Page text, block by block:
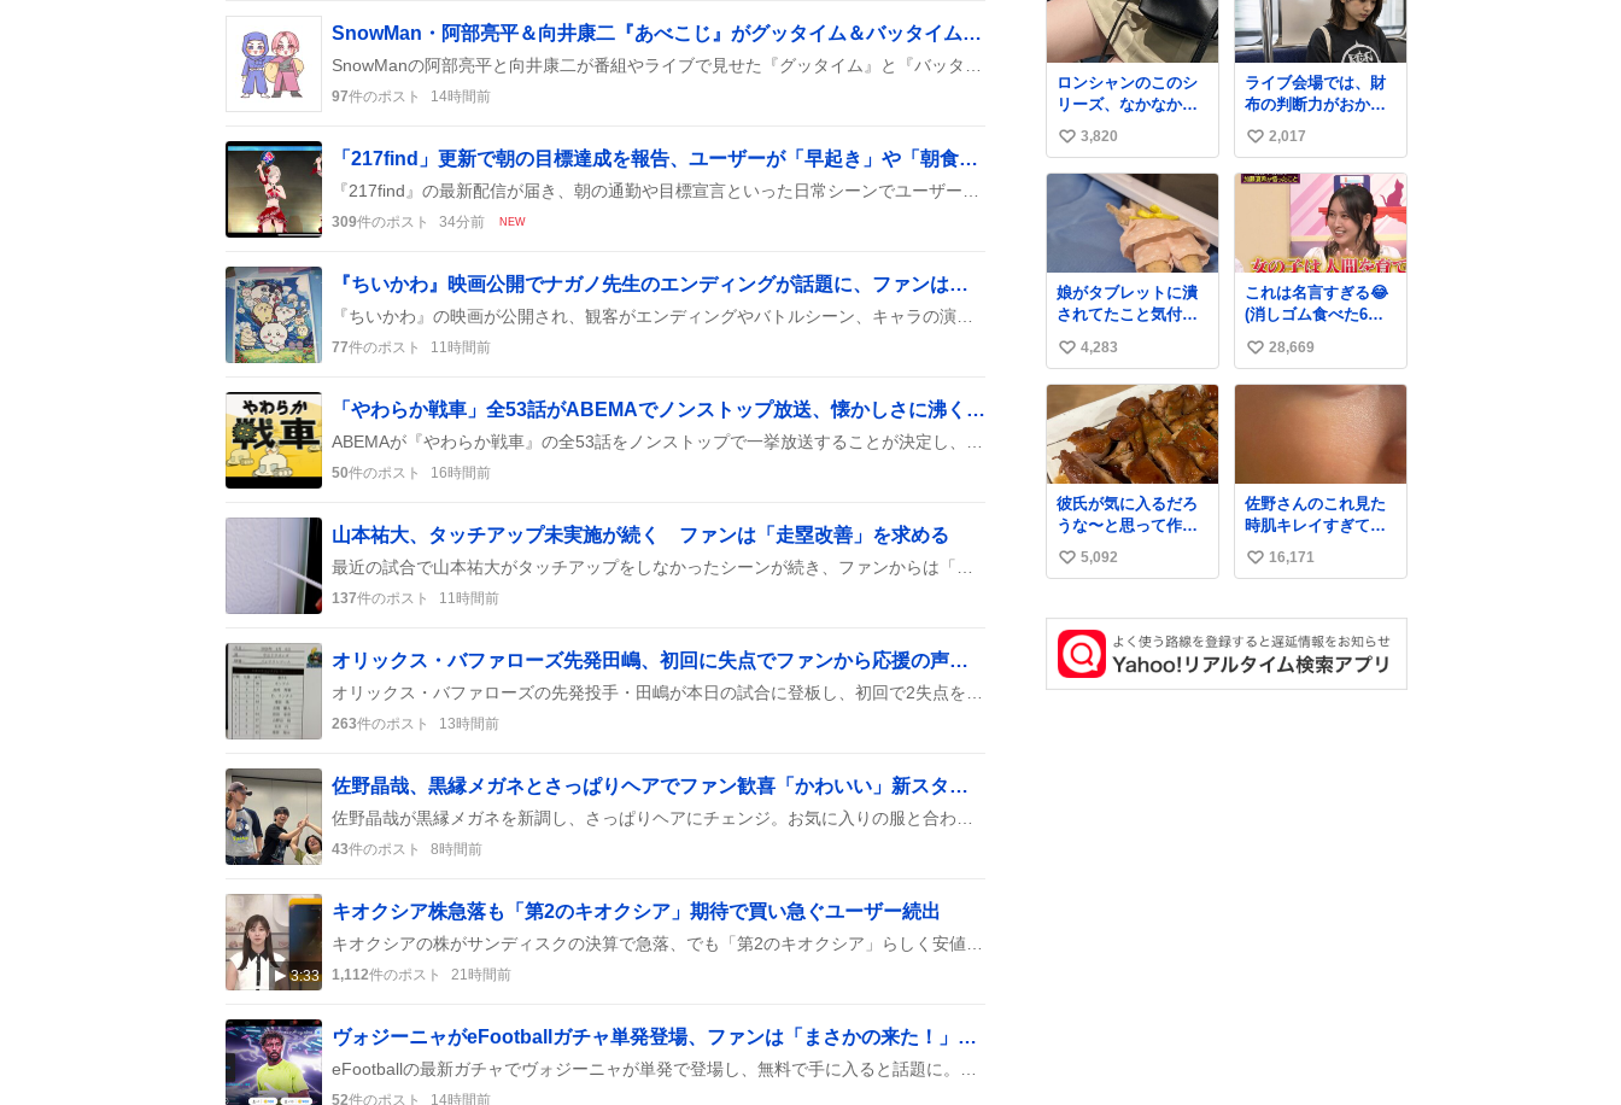
SnowMan・阿部亮平＆向井康二『あべこじ』がグッタイム＆バッタイムで大盛り上がり「かわいい」声続出
97件のポスト 14時間前
「217find」更新で朝の目標達成を報告、ユーザーが「早起き」や「朝食」への意欲を語る
309件のポスト 34分前 NEW
『ちいかわ』映画公開でナガノ先生のエンディングが話題に、ファンは「楽しかった」「感動した」と熱狂
77件のポスト 11時間前
「やわらか戦車」全53話がABEMAでノンストップ放送、懐かしさに沸くファン続出
50件のポスト 16時間前
山本祐大、タッチアップ未実施が続く ファンは「走塁改善」を求める
137件のポスト 11時間前
オリックス・バファローズ先発田嶋、初回に失点でファンから応援の声が続出
263件のポスト 13時間前
佐野晶哉、黒縁メガネとさっぱりヘアでファン歓喜「かわいい」新スタイルが話題に
43件のポスト 8時間前
3:33
キオクシア株急落も「第2のキオクシア」期待で買い急ぐユーザー続出
1,112件のポスト 21時間前
ヴォジーニャがeFootballガチャ単発登場、ファンは「まさかの来た！」と歓喜
52件のポスト 14時間前
ロンシャンのこのシ
リーズ、なかなか安
くならないのにセー
ル価格になってる🖤
✨レザーなのが反則
級にかわいい。持っ
てるだけでコーデが
格上げされる。
い
い
3,820
ライブ会場では、財
布の判断力がおかし
くなる。
い
い
2,017
娘がタブレットに潰
されてたこと気付か
なかった。 旦那だけ
は娘の波長を感じ取
れるから声出せずと
もSOSが伝わったら
しい。 急いで旦那が
救出して、泣きじゃ
くる娘に自分も謝っ
て抱きしめようとし
たら、ビンタされて
しまった。3回ほど。
小さい手だけど、地
味に痛い。 その後、
てた。
い
い
ね
数
4,283
これは名言すぎる😂
(消しゴム食べた6歳
の弟を思い出しなが
ら)
い
い
28,669
彼氏が気に入るだろ
うな〜と思って作っ
たら想像の何倍も美
味しい美味しい言っ
い
ね
数
5,092
佐野さんのこれ見た
時肌キレイすぎてび
っくりしたし、やは
りアイドルって体型･
い
ね
数
16,171